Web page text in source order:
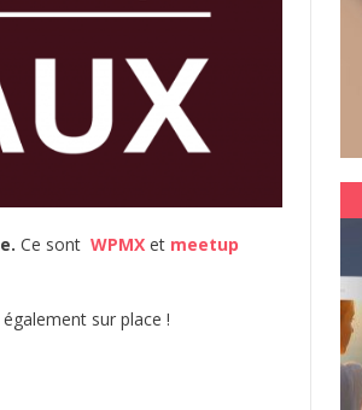
Ce sont WPMX et meetup
également sur place !